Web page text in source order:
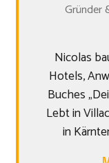
Gründer
Nicolas
Hotels,
Buches
Lebt in
in